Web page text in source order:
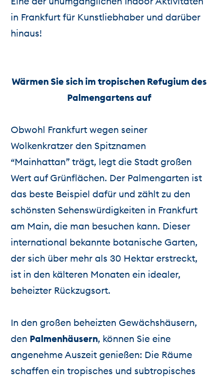
in Frankfurt für Kunstliebhaber und darüber
hinaus!
Wärmen Sie sich im tropischen Refugium des
Palmengartens auf
Obwohl Frankfurt wegen seiner
Wolkenkratzer den Spitznamen
“Mainhattan” trägt, legt die Stadt großen
Wert auf Grünflächen. Der Palmengarten ist
das beste Beispiel dafür und zählt zu den
schönsten Sehenswürdigkeiten in Frankfurt
am Main, die man besuchen kann. Dieser
international bekannte botanische Garten,
der sich über mehr als 30 Hektar erstreckt,
ist in den kälteren Monaten ein idealer,
beheizter Rückzugsort.
In den großen beheizten Gewächshäusern,
den Palmenhäusern, können Sie eine
angenehme Auszeit genießen: Die Räume
schaffen ein tropisches und subtropisches